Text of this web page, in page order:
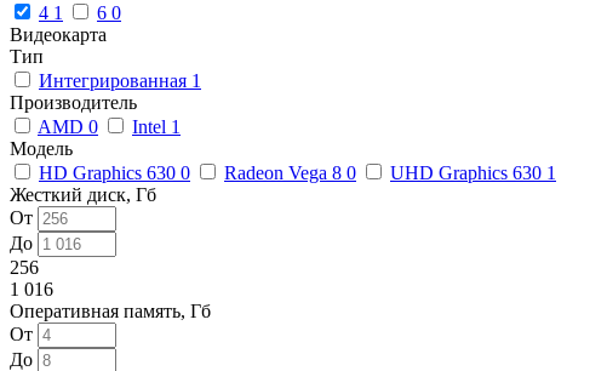
4 1 6 0
Видеокарта
Тип
Интегрированная 1
Производитель
AMD 0 Intel 1
Модель
HD Graphics 630 0 Radeon Vega 8 0 UHD Graphics 630 1
Жесткий диск, Гб
От
До
256
1 016
Оперативная память, Гб
От
До